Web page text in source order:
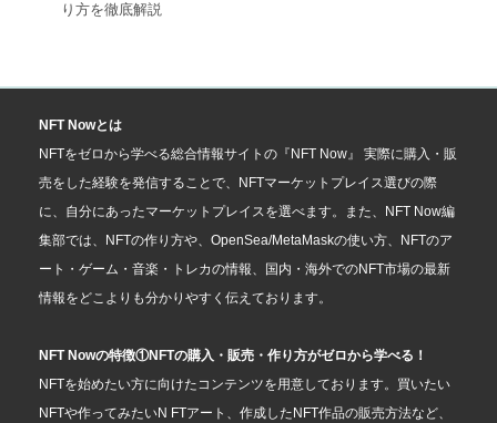
り方を徹底解説
NFT Nowとは
NFTをゼロから学べる総合情報サイトの『NFT Now』 実際に購入・販
売をした経験を発信することで、NFTマーケットプレイス選びの際
に、自分にあったマーケットプレイスを選べます。また、NFT Now編
集部では、NFTの作り方や、OpenSea/MetaMaskの使い方、NFTのア
ート・ゲーム・音楽・トレカの情報、国内・海外でのNFT市場の最新
情報をどこよりも分かりやすく伝えております。
NFT Nowの特徴①NFTの購入・販売・作り方がゼロから学べる！
NFTを始めたい方に向けたコンテンツを用意しております。買いたい
NFTや作ってみたいN FTアート、作成したNFT作品の販売方法など、